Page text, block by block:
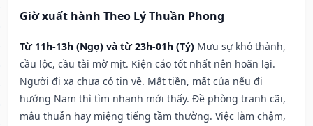
Giờ xuất hành Theo Lý Thuần Phong
Từ 11h-13h (Ngọ) và từ 23h-01h (Tý) Mưu sự khó thành,
cầu lộc, cầu tài mờ mịt. Kiện cáo tốt nhất nên hoãn lại.
Người đi xa chưa có tin về. Mất tiền, mất của nếu đi
hướng Nam thì tìm nhanh mới thấy. Đề phòng tranh cãi,
mâu thuẫn hay miệng tiếng tầm thường. Việc làm chậm,